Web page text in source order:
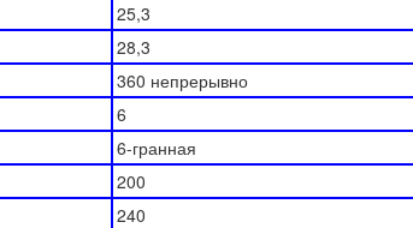
25,3
28,3
360 непрерывно
6
6-гранная
200
240